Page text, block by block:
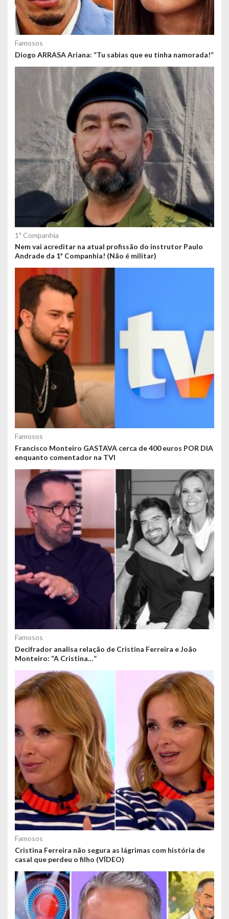
Famosos
Diogo ARRASA Ariana: “Tu sabias que eu tinha namorada!”
1ª Companhia
Nem vai acreditar na atual profissão do instrutor Paulo
Andrade da 1ª Companhia! (Não é militar)
Famosos
Francisco Monteiro GASTAVA cerca de 400 euros POR DIA
enquanto comentador na TVI
Famosos
Decifrador analisa relação de Cristina Ferreira e João
Monteiro: “A Cristina…”
Famosos
Cristina Ferreira não segura as lágrimas com história de
casal que perdeu o filho (VÍDEO)